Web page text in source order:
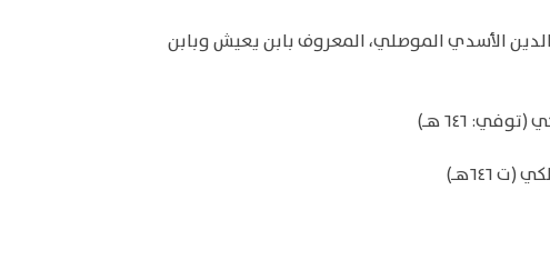
الأسدي الموصلي، المعروف بابن يعيش وبابن